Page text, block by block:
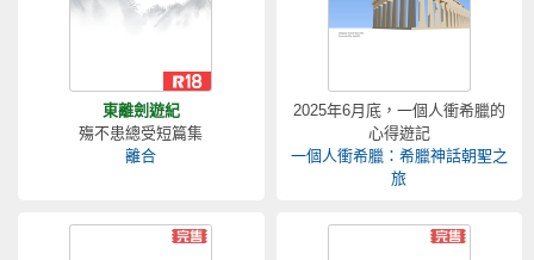
東離劍遊紀
殤不患總受短篇集
離合
2025年6月底，一個人衝希臘的
心得遊記
一個人衝希臘：希臘神話朝聖之
旅